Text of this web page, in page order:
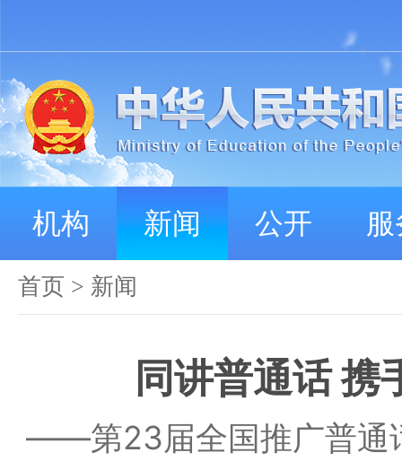
机构 新闻 公开
首页 > 新闻
同讲普通话 携
——第23届全国推广普通